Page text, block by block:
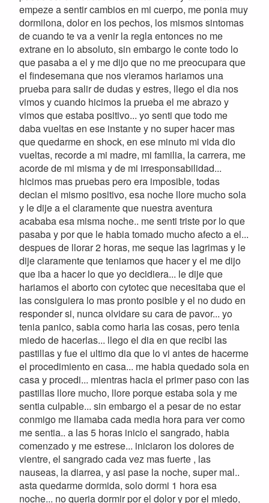
empeze a sentir cambios en mi cuerpo, me ponia muy
dormilona, dolor en los pechos, los mismos sintomas
de cuando te va a venir la regla entonces no me
extrane en lo absoluto, sin embargo le conte todo lo
que pasaba a el y me dijo que no me preocupara que
el findesemana que nos vieramos hariamos una
prueba para salir de dudas y estres, llego el dia nos
vimos y cuando hicimos la prueba el me abrazo y
vimos que estaba positivo... yo senti que todo me
daba vueltas en ese instante y no super hacer mas
que quedarme en shock, en ese minuto mi vida dio
vueltas, recorde a mi madre, mi familia, la carrera, me
acorde de mi misma y de mi irresponsabilidad...
hicimos mas pruebas pero era imposible, todas
decian el mismo positivo, esa noche llore mucho sola
y le dije a el claramente que nuestra aventura
acababa esa misma noche.. me senti triste por lo que
pasaba y por que le habia tomado mucho afecto a el...
despues de llorar 2 horas, me seque las lagrimas y le
dije claramente que teniamos que hacer y el me dijo
que iba a hacer lo que yo decidiera... le dije que
hariamos el aborto con cytotec que necesitaba que el
las consiguiera lo mas pronto posible y el no dudo en
responder si, nunca olvidare su cara de pavor... yo
tenia panico, sabia como haria las cosas, pero tenia
miedo de hacerlas... llego el dia en que recibi las
pastillas y fue el ultimo dia que lo vi antes de hacerme
el procedimiento en casa... me habia quedado sola en
casa y procedi... mientras hacia el primer paso con las
pastillas llore mucho, llore porque estaba sola y me
sentia culpable... sin embargo el a pesar de no estar
conmigo me llamaba cada media hora para ver como
me sentia.. a las 5 horas inicio el sangrado, habia
comenzado y me estrese... iniciaron los dolores de
vientre, el sangrado cada vez mas fuerte , las
nauseas, la diarrea, y asi pase la noche, super mal..
asta quedarme dormida, solo dormi 1 hora esa
noche... no queria dormir por el dolor y por el miedo,